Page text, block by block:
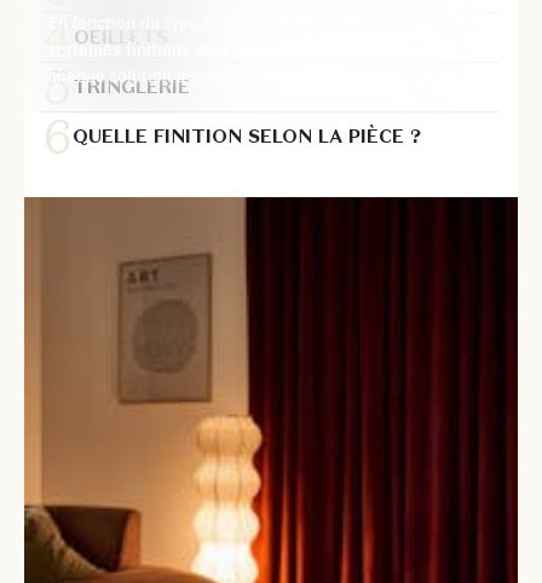
certaines finitions sont plus adaptées que d’autres
chaque solution a ses atouts et ses contraintes.
OEILLETS
TRINGLERIE
QUELLE FINITION SELON LA PIÈCE ?